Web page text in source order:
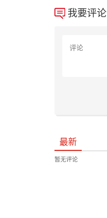
我要评论
最新
暂无评论